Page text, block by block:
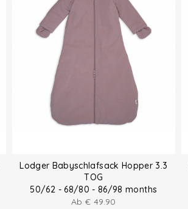
Lodger Babyschlafsack Hopper 3.3
TOG
50/62 - 68/80 - 86/98 months
Ab€ 49.90